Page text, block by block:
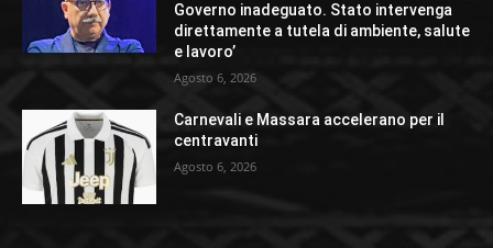
Governo inadeguato. Stato intervenga
direttamente a tutela di ambiente, salute
e lavoro’
Agosto 6, 2026
Carnevali e Massara accelerano per il
centravanti
Agosto 6, 2026